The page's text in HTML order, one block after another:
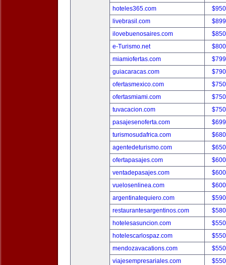
hoteles365.com
livebrasil.com
ilovebuenosaires.com
e-Turismo.net
miamiofertas.com
guiacaracas.com
ofertasmexico.com
ofertasmiami.com
tuvacacion.com
pasajesenoferta.com
turismosudafrica.com
agentedeturismo.com
ofertapasajes.com
ventadepasajes.com
vuelosenlinea.com
argentinatequiero.com
restaurantesargentinos.com
hotelesasuncion.com
hotelescarlospaz.com
mendozavacations.com
viajesempresariales.com